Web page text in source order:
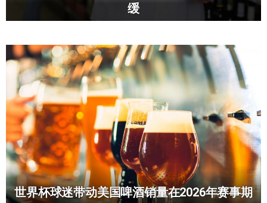
缓
世界杯球迷带动美国啤酒销量在2026年赛事期